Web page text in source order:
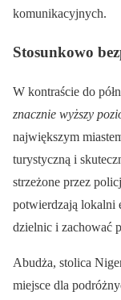
komunikacyjnych.
Stosunkowo
W kontraście do
znacznie wyższy
największym
turystyczną i
strzeżone przez
potwierdzają lokalni
dzielnic i zachować
Abudża, stolica
miejsce dla